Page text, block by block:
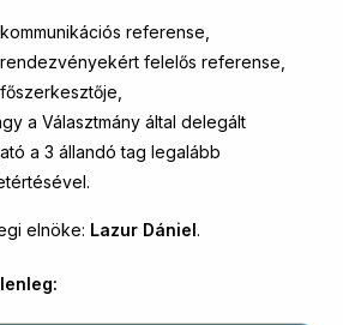
referense,
felelős referense,
a Választmány által delegált
a 3 állandó tag legalább
elnöke: Lazur Dániel.